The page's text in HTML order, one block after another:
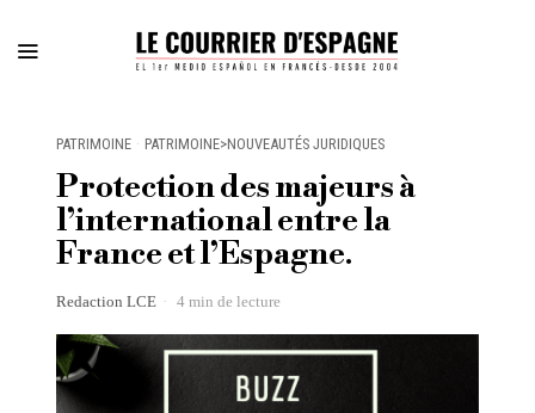
PATRIMOINE · PATRIMOINE>NOUVEAUTÉS JURIDIQUES
Protection des majeurs à
l’international entre la
France et l’Espagne.
Redaction LCE 4 min de lecture